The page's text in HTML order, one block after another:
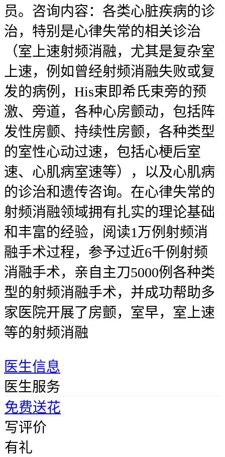
员。咨询内容：各类心脏疾病的诊
治，特别是心律失常的相关诊治
（室上速射频消融，尤其是复杂室
上速，例如曾经射频消融失败或复
发的病例，His束即希氏束旁的预
激、旁道，各种心房颤动，包括阵
发性房颤、持续性房颤，各种类型
的室性心动过速，包括心梗后室
速、心肌病室速等），以及心肌病
的诊治和遗传咨询。在心律失常的
射频消融领域拥有扎实的理论基础
和丰富的经验，阅读1万例射频消
融手术过程，参予过近6千例射频
消融手术，亲自主刀5000例各种类
型的射频消融手术，并成功帮助多
家医院开展了房颤，室早，室上速
等的射频消融
医生信息
医生服务
免费送花
写评价
有礼